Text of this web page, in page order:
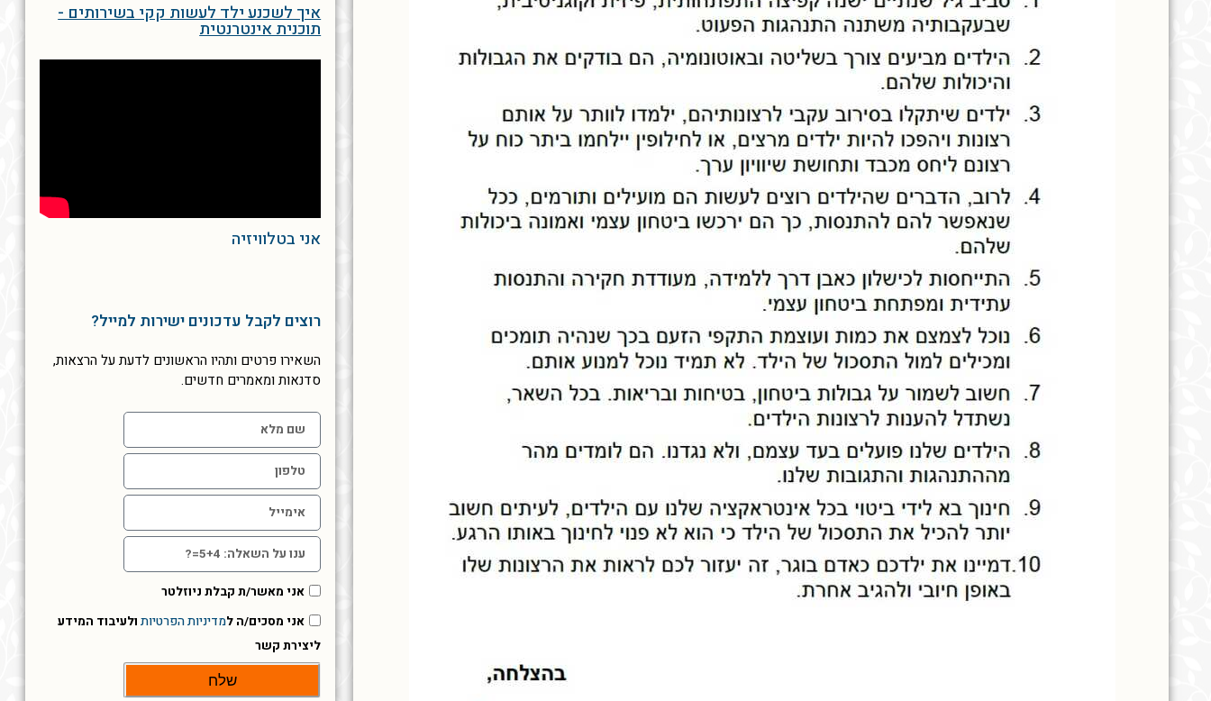
איך לשכנע ילד לעשות קקי בשירותים -
תוכנית אינטרנטית
אני בטלוויזיה
רוצים לקבל עדכונים ישירות למייל?
השאירו פרטים ותהיו הראשונים לדעת על הרצאות,
סדנאות ומאמרים חדשים.
אני מאשר/ת קבלת ניוזלטר
אני מסכים/ה למדיניות הפרטיותולעיבוד המידע
ליצירת קשר
שלח